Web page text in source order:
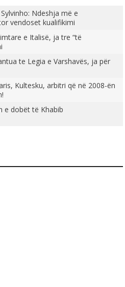
Sylvinho: Ndeshja më e
vendoset kualifikimi
e Italisë, ja tre “të
te Legia e Varshavës, ja për
Kultesku, arbitri që në 2008-ën
e dobët të Khabib